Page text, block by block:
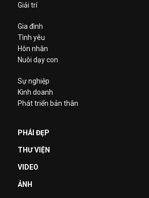
Giải trí
Gia đình
Tình yêu
Hôn nhân
Nuôi dạy con
Sự nghiệp
Kinh doanh
Phát triển bản thân
PHÁI ĐẸP
THƯ VIỆN
VIDEO
ẢNH